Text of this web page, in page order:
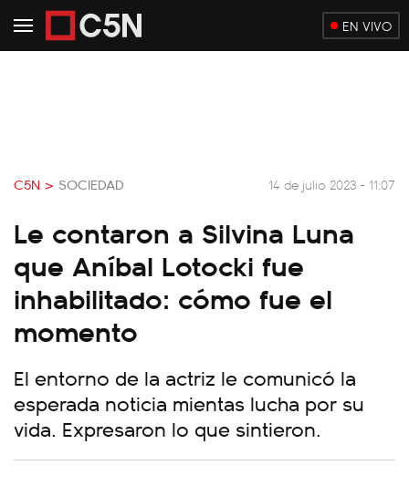
EN VIVO
C5N > SOCIEDAD 14 de julio 2023 - 11:07
Le contaron a Silvina Luna
que Aníbal Lotocki fue
inhabilitado: cómo fue el
momento
El entorno de la actriz le comunicó la
esperada noticia mientas lucha por su
vida. Expresaron lo que sintieron.